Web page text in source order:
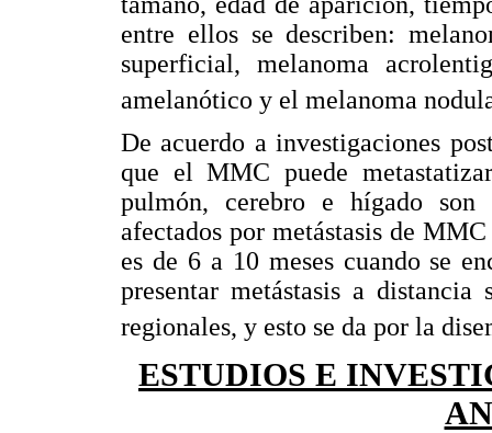
entre ellos se describen:
superficial, melanoma
amelanótico y el melanoma
De acuerdo a investigaciones
que el MMC puede
pulmón, cerebro e hígado son
afectados por metástasis de
es de 6 a 10 meses cuando se
presentar metástasis a
regionales, y esto se da por la
ESTUDIOS E